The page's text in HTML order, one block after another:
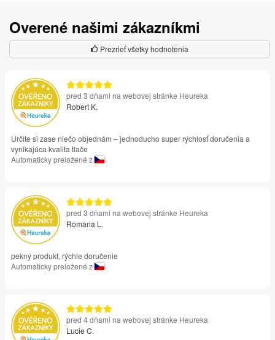
Overené našimi zákazníkmi
Prezrieť všetky hodnotenia
pred 3 dňami na webovej stránke Heureka
Robert K.
Určite si zase niečo objednám – jednoducho super rýchlosť doručenia a
vynikajúca kvalita tlače
Automaticky preložené z
pred 3 dňami na webovej stránke Heureka
Romana L.
pekný produkt, rýchle doručenie
Automaticky preložené z
pred 4 dňami na webovej stránke Heureka
Lucie C.